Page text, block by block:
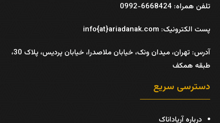
تلفن همراه: 6668424-0992
پست الکترونیک: info{at}ariadanak.com
آدرس:
تهران، میدان ونک، خیابان ملاصدرا، خیابان پردیس، پلاک 30،
طبقه همکف
دسترسی سریع
درباره آریاداناک